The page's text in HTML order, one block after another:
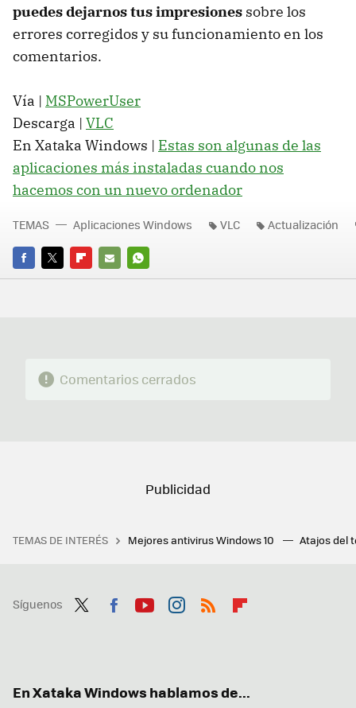
puedes dejarnos tus impresiones sobre los
errores corregidos y su funcionamiento en los
comentarios.
Vía | MSPowerUser
Descarga | VLC
En Xataka Windows | Estas son algunas de las
aplicaciones más instaladas cuando nos
hacemos con un nuevo ordenador
FACEBOOK
TWITTERFLIPBOARD
E-
WHATSAPP
TEMAS Aplicaciones Windows VLC Actualización
Comentarios cerrados
TEMAS DE INTERÉS Mejores antivirus Windows 10 Atajos del
Síguenos
En Xataka Windows hablamos de...